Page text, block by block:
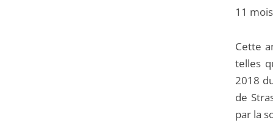
11
Cette
telles
2018
de
par la